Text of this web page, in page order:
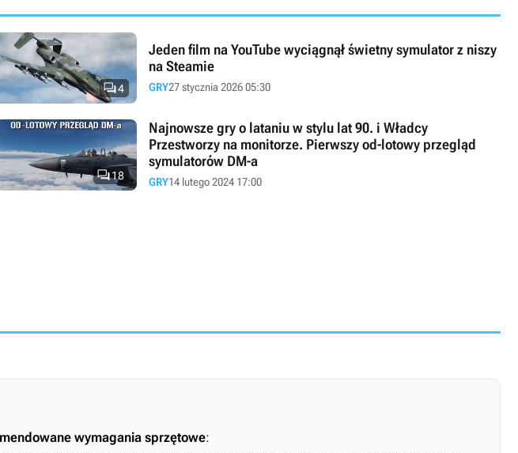
4
Jeden film na YouTube wyciągnął świetny symulator z niszy
na Steamie
GRY27 stycznia 2026 05:30
18
Najnowsze gry o lataniu w stylu lat 90. i Władcy
Przestworzy na monitorze. Pierwszy od-lotowy przegląd
symulatorów DM-a
GRY14 lutego 2024 17:00
wymagania sprzętowe: